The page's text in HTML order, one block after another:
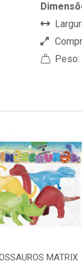
Peso:
MATRIX